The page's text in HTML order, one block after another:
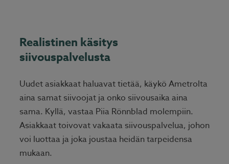
Realistinen käsitys
siivouspalvelusta
Uudet asiakkaat haluavat tietää, käykö Ametrolta
aina samat siivoojat ja onko siivousaika aina
sama. Kyllä, vastaa Piia Rönnblad molempiin.
Asiakkaat toivovat vakaata siivouspalvelua, johon
voi luottaa ja joka joustaa heidän tarpeidensa
mukaan.